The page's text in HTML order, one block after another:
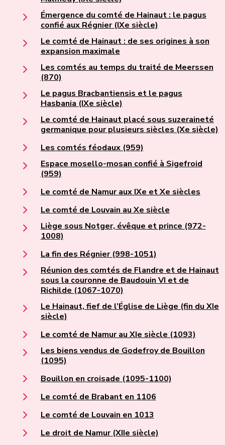
Émergence du comté de Hainaut : le pagus
confié aux Régnier (IXe siècle)
Le comté de Hainaut : de ses origines à son
expansion maximale
Les comtés au temps du traité de Meerssen
(870)
Le pagus Bracbantiensis et le pagus
Hasbania (IXe siècle)
Le comté de Hainaut placé sous suzeraineté
germanique pour plusieurs siècles (Xe siècle)
Les comtés féodaux (959)
Espace mosello-mosan confié à Sigefroid
(959)
Le comté de Namur aux IXe et Xe siècles
Le comté de Louvain au Xe siècle
Liège sous Notger, évêque et prince (972-
1008)
La fin des Régnier (998-1051)
Réunion des comtés de Flandre et de Hainaut
sous la couronne de Baudouin VI et de
Richilde (1067-1070)
Le Hainaut, fief de l’Église de Liège (fin du XIe
siècle)
Le comté de Namur au XIe siècle (1093)
Les biens vendus de Godefroy de Bouillon
(1095)
Bouillon en croisade (1095-1100)
Le comté de Brabant en 1106
Le comté de Louvain en 1013
Le droit de Namur (XIIe siècle)